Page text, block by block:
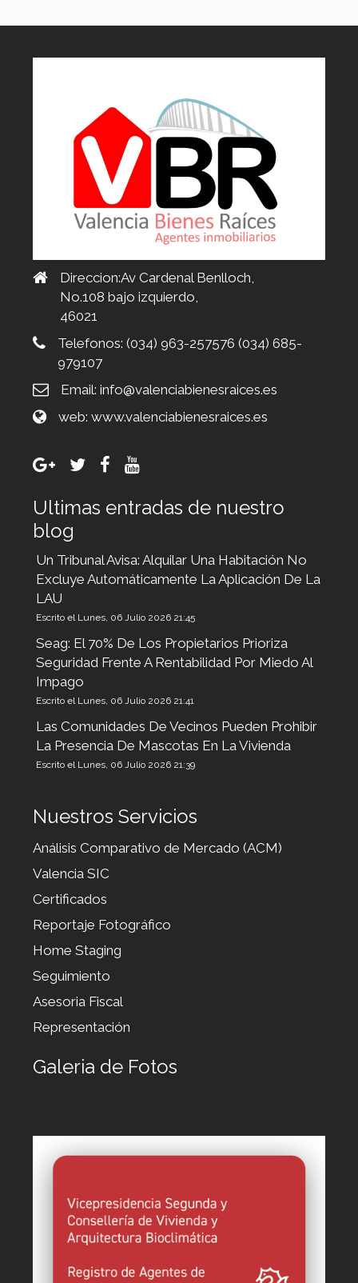
Direccion:Av Cardenal Benlloch,
No.108 bajo izquierdo,
46021
Telefonos:(034) 963-257576 (034) 685-
979107
Email:info@valenciabienesraices.es
web:www.valenciabienesraices.es
Ultimas entradas de nuestro
blog
Un Tribunal Avisa: Alquilar Una Habitación No
Excluye Automáticamente La Aplicación De La
LAU
Escrito el Lunes, 06 Julio 2026 21:45
Seag: El 70% De Los Propietarios Prioriza
Seguridad Frente A Rentabilidad Por Miedo Al
Impago
Escrito el Lunes, 06 Julio 2026 21:41
Las Comunidades De Vecinos Pueden Prohibir
La Presencia De Mascotas En La Vivienda
Escrito el Lunes, 06 Julio 2026 21:39
Nuestros Servicios
Análisis Comparativo de Mercado (ACM)
Valencia SIC
Certificados
Reportaje Fotográfico
Home Staging
Seguimiento
Asesoria Fiscal
Representación
Galeria de Fotos